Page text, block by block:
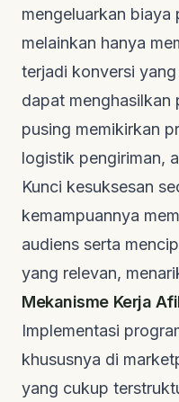
mengeluarkan biaya
melainkan hanya
terjadi konversi
dapat menghasilkan
pusing memikirkan
logistik pengiriman,
Kunci kesuksesan
kemampuannya
audiens serta
yang relevan,
Mekanisme Kerja
Implementasi
khususnya di
yang cukup